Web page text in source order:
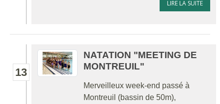
LIRE LA SUITE
13
NATATION "MEETING DE
MONTREUIL"
Merveilleux week-end passé à
Montreuil (bassin de 50m),